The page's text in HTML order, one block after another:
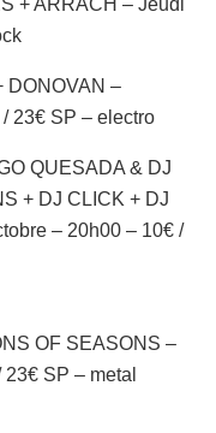
DONOVAN –
23€ SP – electro
QUESADA & DJ
+ DJ CLICK + DJ
– 20h00 – 10€ /
OF SEASONS –
SP – metal